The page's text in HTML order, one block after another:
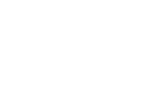
짜를 선택하지 않고 원하는 날짜에